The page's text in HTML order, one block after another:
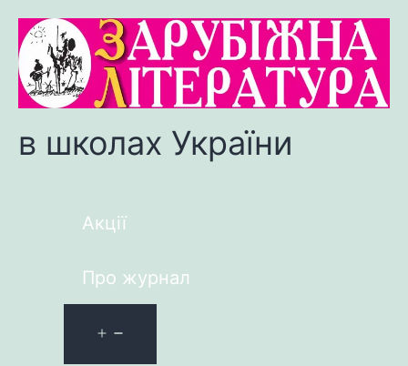
в школах України
Акції
Про журнал